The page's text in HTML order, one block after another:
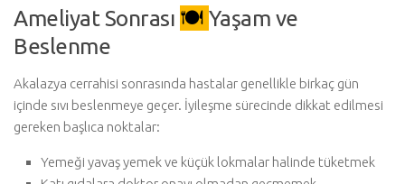
Ameliyat Sonrası 🍽️ Yaşam ve
Beslenme
Akalazya cerrahisi sonrasında hastalar genellikle birkaç gün
içinde sıvı beslenmeye geçer. İyileşme sürecinde dikkat edilmesi
gereken başlıca noktalar:
Yemeği yavaş yemek ve küçük lokmalar halinde tüketmek